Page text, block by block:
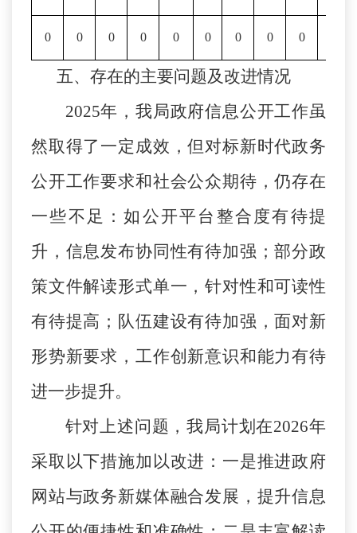
0 0 0 0 0 0 0 0 0
五、 存在的主要问题及改进情况
2025年，我局政府信息公开工作虽
然取得了一定成效，但对标新时代政务
公开工作要求和社会公众期待，仍存在
一些不足：如公开平台整合度有待提
升，信息发布协同性有待加强；部分政
策文件解读形式单一，针对性和可读性
有待提高；队伍建设有待加强，面对新
形势新要求，工作创新意识和能力有待
进一步提升。
针对上述问题，我局计划在2026年
采取以下措施加以改进：一是推进政府
网站与政务新媒体融合发展，提升信息